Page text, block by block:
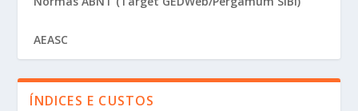
AEASC
ÍNDICES E CUSTOS